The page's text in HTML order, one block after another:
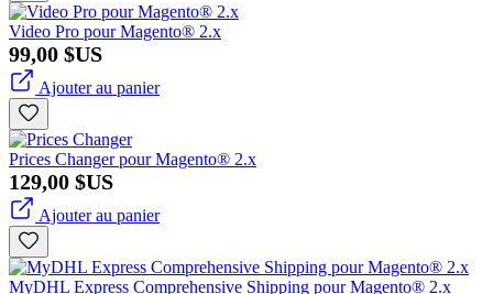
Video Pro pour Magento® 2.x
99,00 $US
Ajouter au panier
Prices Changer pour Magento® 2.x
129,00 $US
Ajouter au panier
MyDHL Express Comprehensive Shipping pour Magento® 2.x